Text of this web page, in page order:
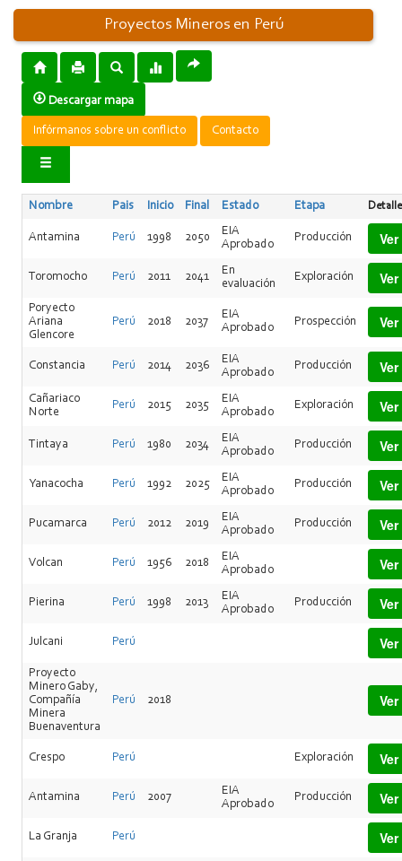
Proyectos Mineros en Perú
Descargar mapa
Infórmanos sobre un conflicto Contacto
Nombre Pais Inicio Final Estado Etapa
Antamina Perú 1998 2050
EIA
Aprobado
Producción Ver
Toromocho Perú 2011 2041
En
evaluación
Exploración Ver
Poryecto
Ariana
Glencore
Perú 2018 2037
EIA
Aprobado
Prospección Ver
Constancia Perú 2014 2036
EIA
Aprobado
Producción Ver
Cañariaco
Norte
Perú 2015 2035
EIA
Aprobado
Exploración Ver
Tintaya Perú 1980 2034
EIA
Aprobado
Producción Ver
Yanacocha Perú 1992 2025
EIA
Aprobado
Producción Ver
Pucamarca Perú 2012 2019
EIA
Aprobado
Producción Ver
Volcan Perú 1956 2018
EIA
Aprobado
Ver
Pierina Perú 1998 2013
EIA
Aprobado
Producción Ver
Julcani Perú Ver
Proyecto
Minero Gaby,
Compañía
Minera
Buenaventura
Perú 2018 Ver
Crespo Perú Exploración Ver
Antamina Perú 2007
EIA
Aprobado
Producción Ver
La Granja Perú Ver